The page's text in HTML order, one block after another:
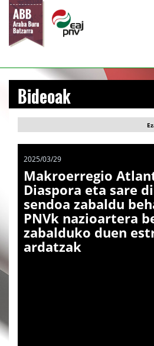
Bideoak
2025/03/29
Makroerregio
Diaspora eta sare
sendoa zabaldu
PNVk nazioartera
zabalduko duen
ardatzak